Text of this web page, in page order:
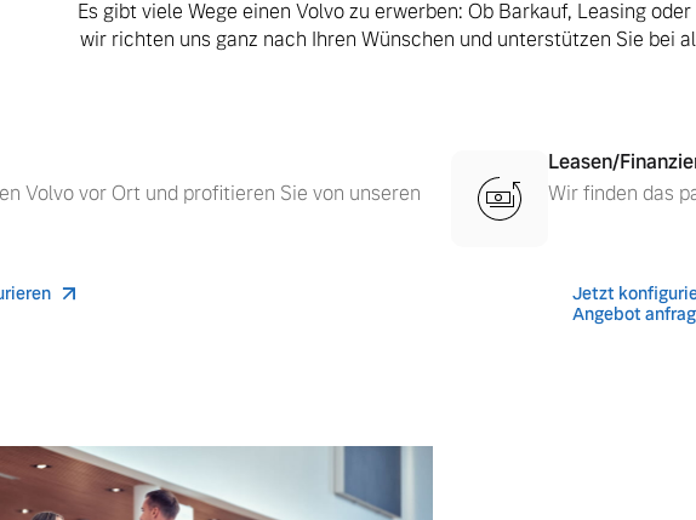
Es gibt viele Wege einen Volvo zu erwerben: Ob Barkauf, Leasing
wir richten uns ganz nach Ihren Wünschen und unterstützen Sie bei
Volvo vor Ort und profitieren Sie von unseren
Leasen/
Wir finden das
Jetzt
Angebot